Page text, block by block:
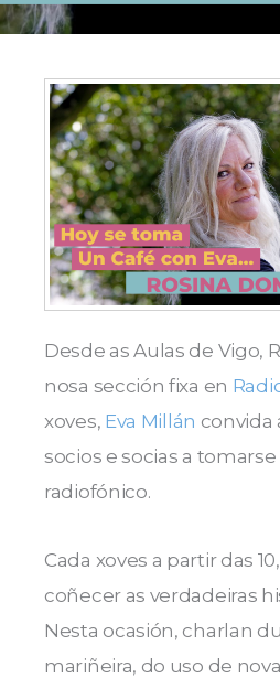
Desde as Aulas de Vigo,
nosa sección fixa en
xoves, Eva Millán convida
socios e socias a
radiofónico.
Cada xoves a partir das
coñecer as verdadeiras
Nesta ocasión, charlan
mariñeira, do uso de